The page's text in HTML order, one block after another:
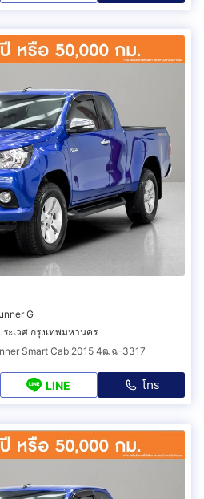
G
ระเวศ กรุงเทพมหานคร
Smart Cab 2015 4ฒฉ-3317
LINE โทร